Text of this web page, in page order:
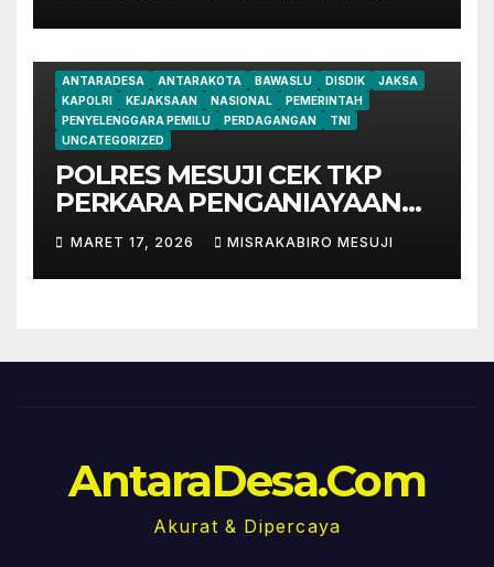
Paripurna DPRD
ANTARADESA ANTARAKOTA BAWASLU DISDIK
JAKSA
KAPOLRI
KEJAKSAAN NASIONAL
PEMERINTAH
PENYELENGGARA PEMILU
PERDAGANGAN
TNI
UNCATEGORIZED
POLRES MESUJI CEK TKP
PERKARA PENGANIAYAAN
HS, SAKSI DAN PELAKU
SUDAH DIPERIKSA.
MARET 17, 2026 MISRAKABIRO MESUJI
AntaraDesa.Com
Akurat & Dipercaya